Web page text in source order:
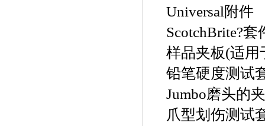
Universal附件
ScotchBrite?套
样品夹板(适用
铅笔硬度测试
Jumbo磨头的
爪型划伤测试